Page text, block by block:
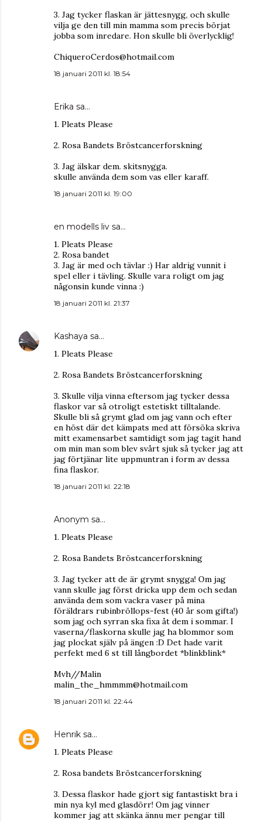
3. Jag tycker flaskan är jättesnygg, och skulle
vilja ge den till min mamma som precis börjat
jobba som inredare. Hon skulle bli överlycklig!
ChiqueroCerdos@hotmail.com
18 januari 2011 kl. 18:54
Erika sa…
1. Pleats Please
2. Rosa Bandets Bröstcancerforskning
3. Jag älskar dem. skitsnygga.
skulle använda dem som vas eller karaff.
18 januari 2011 kl. 19:00
en modells liv sa…
1. Pleats Please
2. Rosa bandet
3. Jag är med och tävlar :) Har aldrig vunnit i
spel eller i tävling. Skulle vara roligt om jag
någonsin kunde vinna :)
18 januari 2011 kl. 21:37
Kashaya sa…
1. Pleats Please
2. Rosa Bandets Bröstcancerforskning
3. Skulle vilja vinna eftersom jag tycker dessa
flaskor var så otroligt estetiskt tilltalande.
Skulle bli så grymt glad om jag vann och efter
en höst där det kämpats med att försöka skriva
mitt examensarbet samtidigt som jag tagit hand
om min man som blev svårt sjuk så tycker jag att
jag förtjänar lite uppmuntran i form av dessa
fina flaskor.
18 januari 2011 kl. 22:18
Anonym sa…
1. Pleats Please
2. Rosa Bandets Bröstcancerforskning
3. Jag tycker att de är grymt snygga! Om jag
vann skulle jag först dricka upp dem och sedan
använda dem som vackra vaser på mina
föräldrars rubinbröllops-fest (40 år som gifta!)
som jag och syrran ska fixa åt dem i sommar. I
vaserna/flaskorna skulle jag ha blommor som
jag plockat själv på ängen :D Det hade varit
perfekt med 6 st till långbordet *blinkblink*
Mvh//Malin
malin_the_hmmmm@hotmail.com
18 januari 2011 kl. 22:44
Henrik sa…
1. Pleats Please
2. Rosa bandets Bröstcancerforskning
3. Dessa flaskor hade gjort sig fantastiskt bra i
min nya kyl med glasdörr! Om jag vinner
kommer jag att skänka ännu mer pengar till